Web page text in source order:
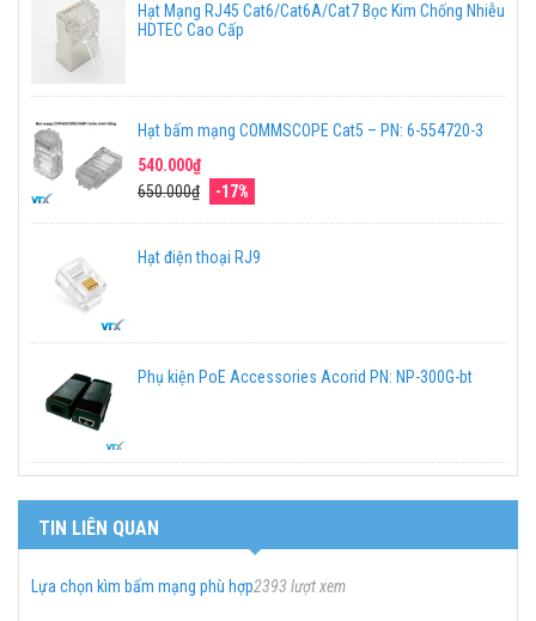
Hạt Mạng RJ45 Cat6/Cat6A/Cat7 Bọc Kim Chống Nhiễu
HDTEC Cao Cấp
Hạt bấm mạng COMMSCOPE Cat5 – PN: 6-554720-3
540.000₫
650.000₫
-17%
Hạt điện thoại RJ9
Phụ kiện PoE Accessories Acorid PN: NP-300G-bt
TIN LIÊN QUAN
Lựa chọn kìm bấm mạng phù hợp2393 lượt xem